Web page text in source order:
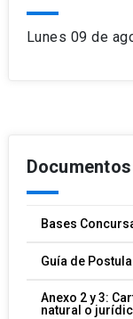
Lunes 09 de
Bases
Guía de
Anexo 2 y 3:
natural o